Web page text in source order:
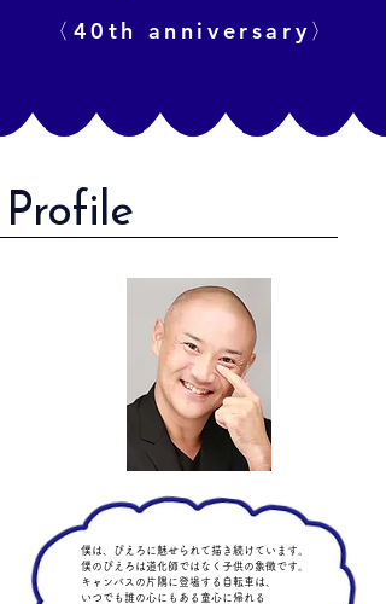
〈40th anniversary〉
Profile
僕は、ぴえろに魅せられて描き続けています。
僕のぴえろは道化師ではなく子供の象徴です。
キャンバスの片隅に登場する自転車は、
いつでも誰の心にもある童心に帰れる